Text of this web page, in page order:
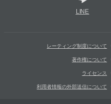
LINE
レーティング制度について
著作権について
ライセンス
利用者情報の外部送信について